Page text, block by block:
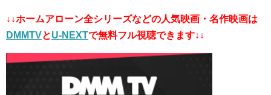
↓↓ホームアローン全シリーズなどの人気映画・名作映画は
DMMTVとU-NEXTで無料フル視聴できます↓↓